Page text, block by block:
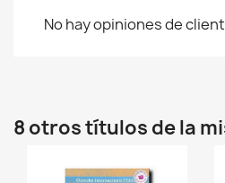
No hay opiniones de
8 otros títulos de la